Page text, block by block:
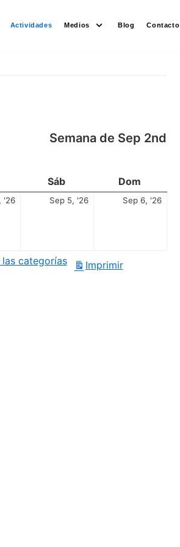
Actividades Medios Blog Contacto
Semana de Sep 2nd
Sáb Dom
'26 Sep 5, '26 Sep 6, '26
las categorías Imprimir